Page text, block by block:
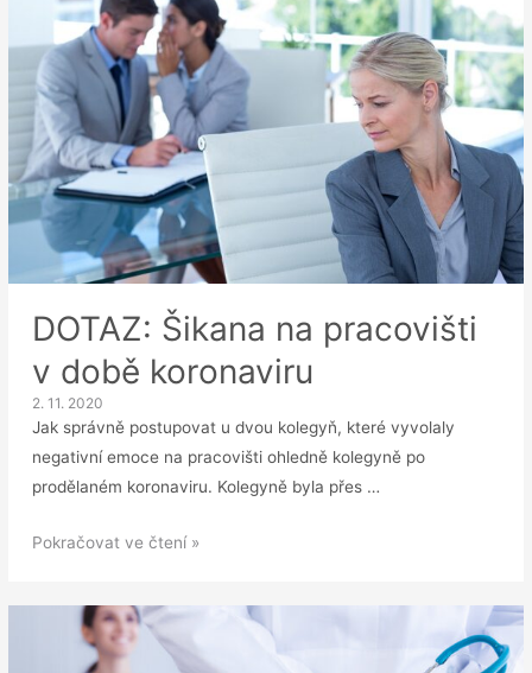
zaměstnavatelů
při
zaměstnávání
osob
se
zdravotním
postižením
DOTAZ: Šikana na pracovišti
v době koronaviru
2. 11. 2020
Jak správně postupovat u dvou kolegyň, které vyvolaly
negativní emoce na pracovišti ohledně kolegyně po
prodělaném koronaviru. Kolegyně byla přes …
DOTAZ:
pracovišti
Pokračovat ve čtení »